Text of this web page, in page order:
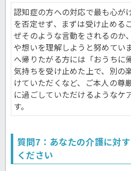
認知症の方への対応で最も心が
を否定せず、まずは受け止める
ぜそのような言動をされるのか
や想いを理解しようと努めてい
へ帰りたがる方には「おうちに
気持ちを受け止めた上で、別の
けていただくなど、ご本人の尊
に過ごしていただけるようなケ
す。
質問7：あなたの介護に対
ください